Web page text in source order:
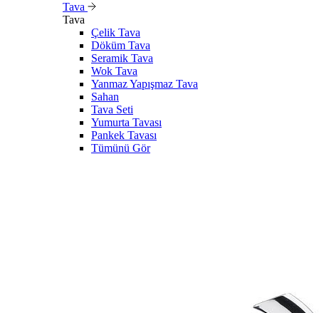
Tava
Tava
Çelik Tava
Döküm Tava
Seramik Tava
Wok Tava
Yanmaz Yapışmaz Tava
Sahan
Tava Seti
Yumurta Tavası
Pankek Tavası
Tümünü Gör